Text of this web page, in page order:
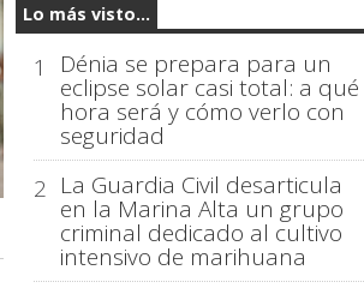
Lo más visto...
1 Dénia se prepara para un
eclipse solar casi total: a qué
hora será y cómo verlo con
seguridad
2 La Guardia Civil desarticula
en la Marina Alta un grupo
criminal dedicado al cultivo
intensivo de marihuana